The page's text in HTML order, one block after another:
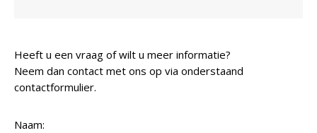
Heeft u een vraag of wilt u meer informatie?
Neem dan contact met ons op via onderstaand
contactformulier.
Naam: